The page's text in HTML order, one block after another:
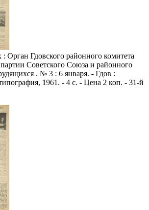
: Орган Гдовского районного комитета
Советского Союза и районного
. № 3 : 6 января. - Гдов :
1961. - 4 с. - Цена 2 коп. - 31-й